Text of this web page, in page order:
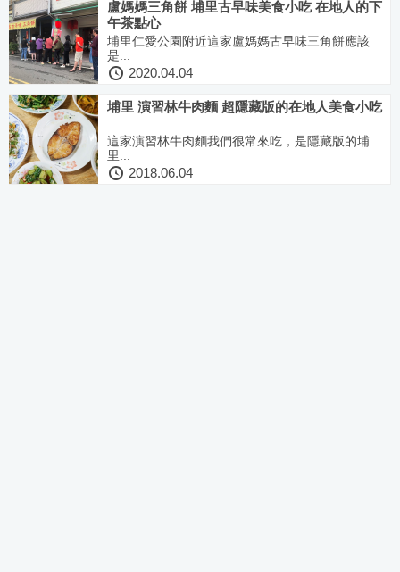
盧媽媽三角餅 埔里古早味美食小吃 在地人的下
午茶點心
埔里仁愛公園附近這家盧媽媽古早味三角餅應該
是...
2020.04.04
埔里 演習林牛肉麵 超隱藏版的在地人美食小吃
這家演習林牛肉麵我們很常來吃，是隱藏版的埔
里...
2018.06.04